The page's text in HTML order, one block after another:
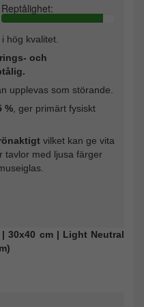
Reptålighet:
hög kvalitet.
och
upplevas som störande.
% , ger primärt fysiskt
vilket kan ge vita
tavlor med ljusa färger
| 30x40 cm | Light Neutral